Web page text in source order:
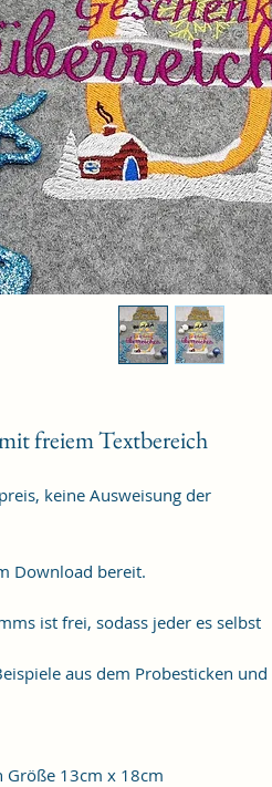
freiem Textbereich
keine Ausweisung der
Download bereit.
ist frei, sodass jeder es selbst
aus dem Probesticken und
Größe 13cm x 18cm